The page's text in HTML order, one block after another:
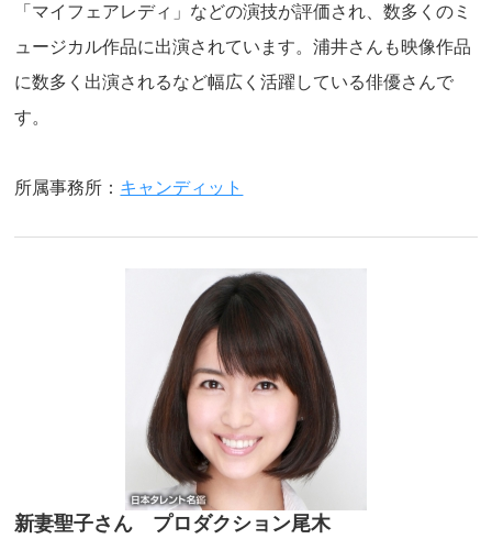
「マイフェアレディ」などの演技が評価され、数多くのミ
ュージカル作品に出演されています。浦井さんも映像作品
に数多く出演されるなど幅広く活躍している俳優さんで
す。
所属事務所： キャンディット
新妻聖子さん プロダクション尾木